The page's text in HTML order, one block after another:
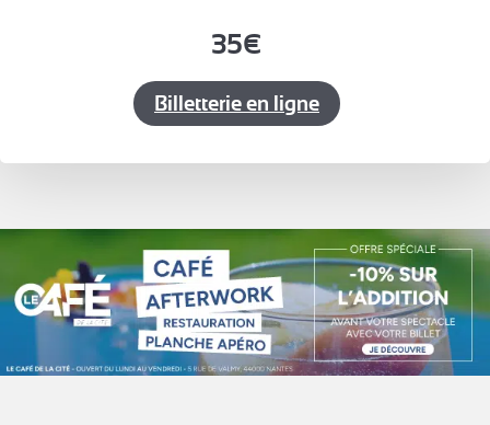
35€
Billetterie en ligne